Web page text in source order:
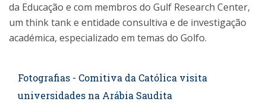
da Educação e com membros do Gulf Research Center,
um think tank e entidade consultiva e de investigação
académica, especializado em temas do Golfo.
Fotografias - Comitiva da Católica visita
universidades na Arábia Saudita